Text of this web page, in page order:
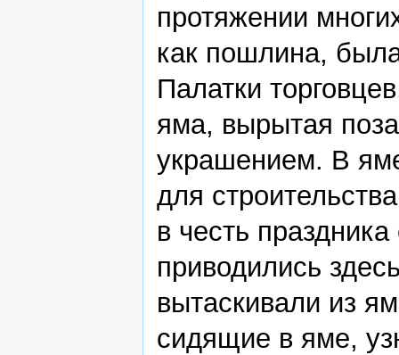
протяжении
как пошлина,
Палатки
яма, вырытая
украшением. В
для
в честь
приводились
вытаскивали из
сидящие в яме,